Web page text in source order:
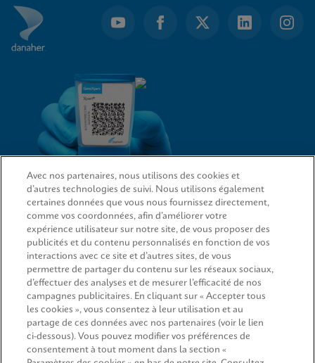
7
LIENS D’ACCÈS RAPIDE
SERVICE JURIDIQUE
CONCORDANCE
Avec nos partenaires, nous utilisons des cookies et
d’autres technologies de suivi. Nous utilisons également
certaines données que vous nous fournissez directement,
comme vos coordonnées, afin d’améliorer votre
expérience utilisateur sur notre site, de vous proposer des
publicités et du contenu personnalisés en fonction de vos
interactions avec ce site et d’autres sites, de vous
permettre de partager du contenu sur les réseaux sociaux,
d’effectuer des analyses et de mesurer l’efficacité de nos
campagnes publicitaires. En cliquant sur « Accepter tous
les cookies », vous consentez à leur utilisation et au
partage de ces données avec nos partenaires (voir le lien
ci-dessous). Vous pouvez modifier vos préférences de
consentement à tout moment dans la section «